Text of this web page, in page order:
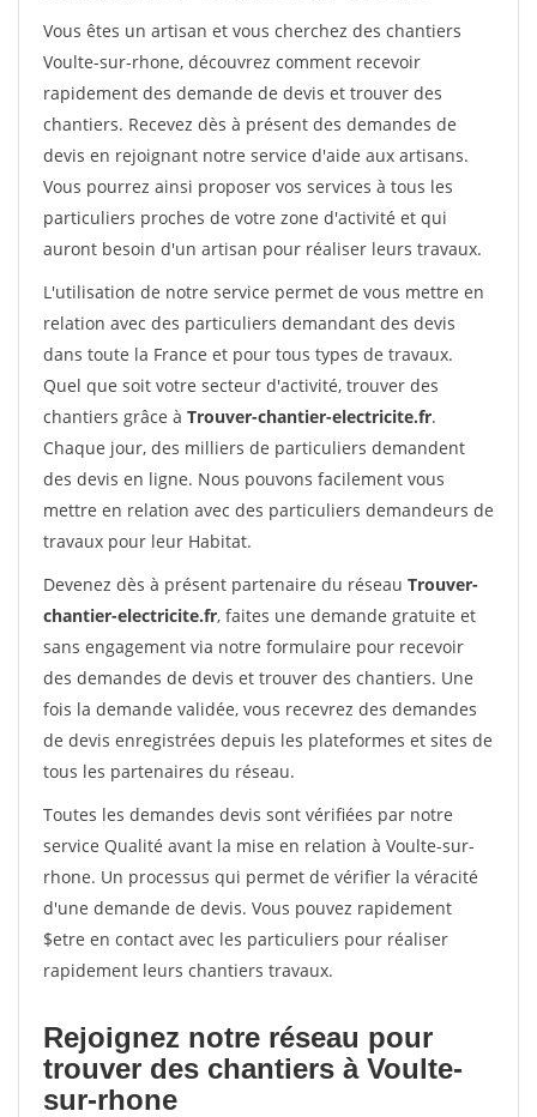
Vous êtes un artisan et vous cherchez des chantiers
Voulte-sur-rhone, découvrez comment recevoir
rapidement des demande de devis et trouver des
chantiers. Recevez dès à présent des demandes de
devis en rejoignant notre service d'aide aux artisans.
Vous pourrez ainsi proposer vos services à tous les
particuliers proches de votre zone d'activité et qui
auront besoin d'un artisan pour réaliser leurs travaux.
L'utilisation de notre service permet de vous mettre en
relation avec des particuliers demandant des devis
dans toute la France et pour tous types de travaux.
Quel que soit votre secteur d'activité, trouver des
chantiers grâce à Trouver-chantier-electricite.fr.
Chaque jour, des milliers de particuliers demandent
des devis en ligne. Nous pouvons facilement vous
mettre en relation avec des particuliers demandeurs de
travaux pour leur Habitat.
Devenez dès à présent partenaire du réseau Trouver-
chantier-electricite.fr, faites une demande gratuite et
sans engagement via notre formulaire pour recevoir
des demandes de devis et trouver des chantiers. Une
fois la demande validée, vous recevrez des demandes
de devis enregistrées depuis les plateformes et sites de
tous les partenaires du réseau.
Toutes les demandes devis sont vérifiées par notre
service Qualité avant la mise en relation à Voulte-sur-
rhone. Un processus qui permet de vérifier la véracité
d'une demande de devis. Vous pouvez rapidement
$etre en contact avec les particuliers pour réaliser
rapidement leurs chantiers travaux.
Rejoignez notre réseau pour
trouver des chantiers à Voulte-
sur-rhone